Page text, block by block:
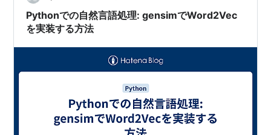
Pythonでの自然言語処理: gensimでWord2Vec
を実装する方法